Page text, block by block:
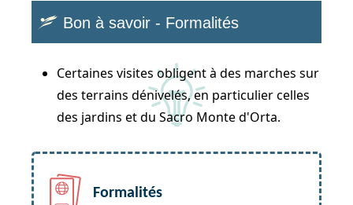
Bon à savoir - Formalités
Certaines visites obligent à des marches sur
des terrains dénivelés, en particulier celles
des jardins et du Sacro Monte d'Orta.
Formalités